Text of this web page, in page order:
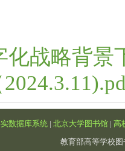
化战略背景
数据库系统 | 北京大学图书馆| 高
教育部高等学校